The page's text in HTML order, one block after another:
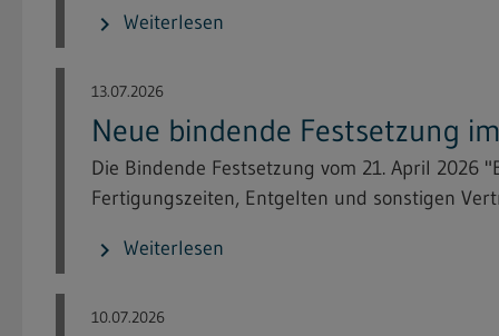
chevron_right Weiterlesen
13.07.2026
Neue bindende Festsetzung
Die Bindende Festsetzung vom 21. April 2026
Fertigungszeiten, Entgelten und sonstigen
chevron_right Weiterlesen
10.07.2026